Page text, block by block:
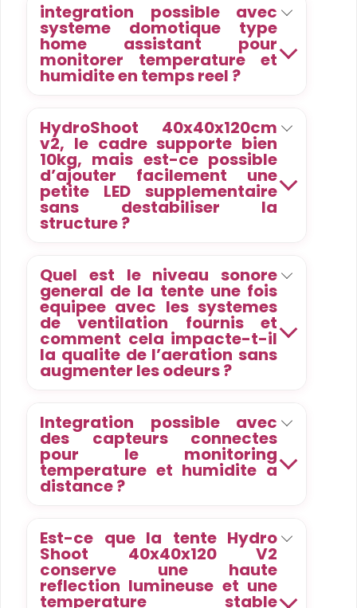
integration possible avec
systeme domotique type
home assistant pour
monitorer temperature et
humidite en temps reel ?
HydroShoot 40x40x120cm
v2, le cadre supporte bien
10kg, mais est-ce possible
d’ajouter facilement une
petite LED supplementaire
sans destabiliser la
structure ?
Quel est le niveau sonore
general de la tente une fois
equipee avec les systemes
de ventilation fournis et
comment cela impacte-t-il
la qualite de l’aeration sans
augmenter les odeurs ?
Integration possible avec
des capteurs connectes
pour le monitoring
temperature et humidite a
distance ?
Est-ce que la tente Hydro
Shoot 40x40x120 V2
conserve une haute
reflection lumineuse et une
temperature stable